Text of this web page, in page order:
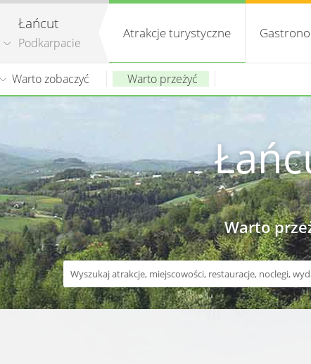
Łańcut
Podkarpacie
Atrakcje turystyczne
Warto zobaczyć Warto przeżyć
Warto